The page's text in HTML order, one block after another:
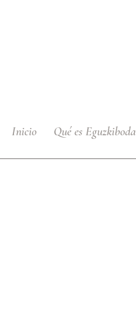
Inicio Qué es Eguzkiboda